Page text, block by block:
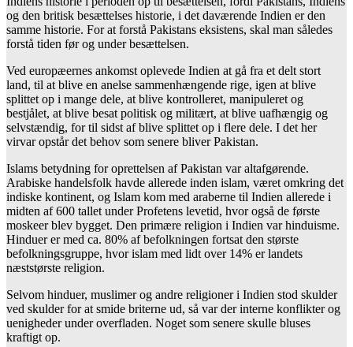
og den britisk besættelses historie, i det daværende Indien er den
samme historie. For at forstå Pakistans eksistens, skal man således
forstå tiden før og under besættelsen.
Ved europæernes ankomst oplevede Indien at gå fra et delt stort
land, til at blive en anelse sammenhængende rige, igen at blive
splittet op i mange dele, at blive kontrolleret, manipuleret og
bestjålet, at blive besat politisk og militært, at blive uafhængig og
selvstændig, for til sidst af blive splittet op i flere dele. I det her
virvar opstår det behov som senere bliver Pakistan.
Islams betydning for oprettelsen af Pakistan var altafgørende.
Arabiske handelsfolk havde allerede inden islam, været omkring det
indiske kontinent, og Islam kom med araberne til Indien allerede i
midten af 600 tallet under Profetens levetid, hvor også de første
moskeer blev bygget. Den primære religion i Indien var hinduisme.
Hinduer er med ca. 80% af befolkningen fortsat den største
befolkningsgruppe, hvor islam med lidt over 14% er landets
næststørste religion.
Selvom hinduer, muslimer og andre religioner i Indien stod skulder
ved skulder for at smide briterne ud, så var der interne konflikter og
uenigheder under overfladen. Noget som senere skulle bluses
kraftigt op.